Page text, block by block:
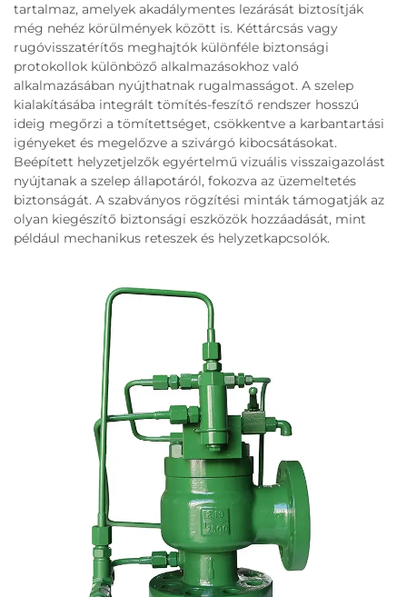
tartalmaz, amelyek akadálymentes lezárását biztosítják
még nehéz körülmények között is. Kéttárcsás vagy
rugóvisszatérítős meghajtók különféle biztonsági
protokollok különböző alkalmazásokhoz való
alkalmazásában nyújthatnak rugalmasságot. A szelep
kialakításába integrált tömítés-feszítő rendszer hosszú
ideig megőrzi a tömítettséget, csökkentve a karbantartási
igényeket és megelőzve a szivárgó kibocsátásokat.
Beépített helyzetjelzők egyértelmű vizuális visszaigazolást
nyújtanak a szelep állapotáról, fokozva az üzemeltetés
biztonságát. A szabványos rögzítési minták támogatják az
olyan kiegészítő biztonsági eszközök hozzáadását, mint
például mechanikus reteszek és helyzetkapcsolók.